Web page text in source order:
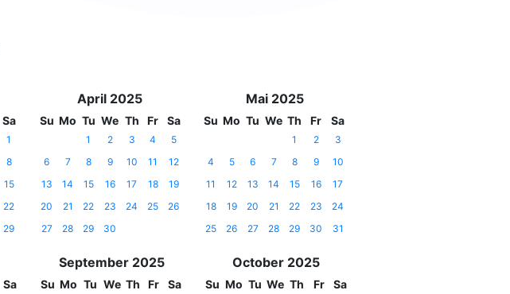
Sa
1
8
15
22
29
April 2025
Su Mo Tu We Th Fr Sa
1 2 3 4
5
6
7 8 9 10 11
12
13
14 15 16 17 18
19
20
21 22 23 24 25
26
27
28 29 30
Mai 2025
Su Mo Tu We Th Fr Sa
1 2
3
4
5 6 7 8 9
10
11
12 13 14 15 16
17
18
19 20 21 22 23
24
25
26 27 28 29 30 31
Sa
September 2025
Su Mo Tu We Th Fr Sa
October 2025
Su Mo Tu We Th Fr Sa